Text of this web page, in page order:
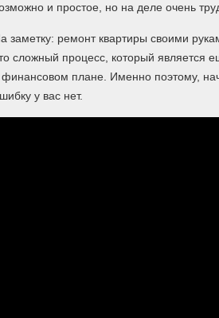
и простое, но на деле очень
заметку: ремонт квартиры своими
сложный процесс, который является
финансовом плане. Именно поэтому,
у вас нет.